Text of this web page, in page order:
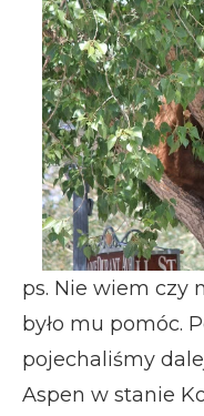
ps. Nie wiem czy
było mu pomóc.
pojechaliśmy
Aspen w stanie